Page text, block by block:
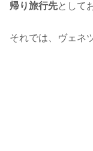
帰り旅行先として
それでは、ヴェネ